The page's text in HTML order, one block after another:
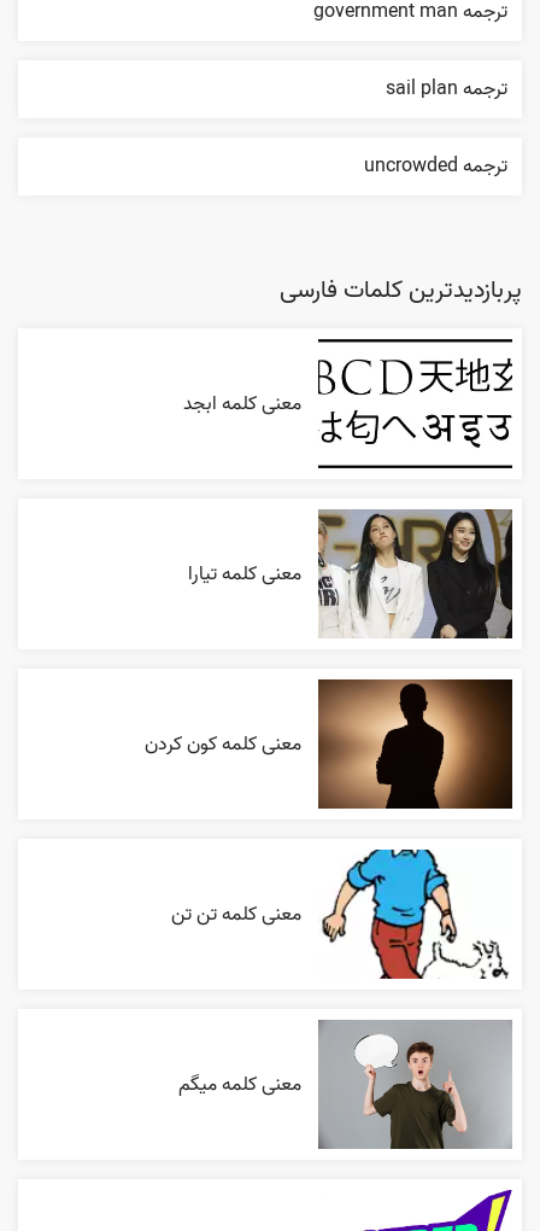
ترجمه government man
ترجمه sail plan
ترجمه uncrowded
پربازدیدترین کلمات فارسی
معنی کلمه ابجد
معنی کلمه تیارا
معنی کلمه کون کردن
معنی کلمه تن تن
معنی کلمه میگم